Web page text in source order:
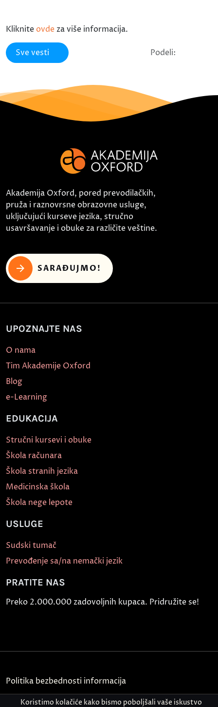
Kliknite ovde za više informacija.
Sve vesti Podeli:
Akademija Oxford, pored prevodilačkih,
pruža i raznovrsne obrazovne usluge,
uključujući kurseve jezika, stručno
usavršavanje i obuke za različite veštine.
SARAĐUJMO!
UPOZNAJTE NAS
O nama
Tim Akademije Oxford
Blog
e-Learning
EDUKACIJA
Stručni kursevi i obuke
Škola računara
Škola stranih jezika
Medicinska škola
Škola nege lepote
USLUGE
Sudski tumač
Prevođenje sa/na nemački jezik
PRATITE NAS
Preko 2.000.000 zadovoljnih kupaca. Pridružite se!
Politika bezbednosti informacija
Kontakt
Koristimo kolačiće kako bismo poboljšali vaše iskustvo